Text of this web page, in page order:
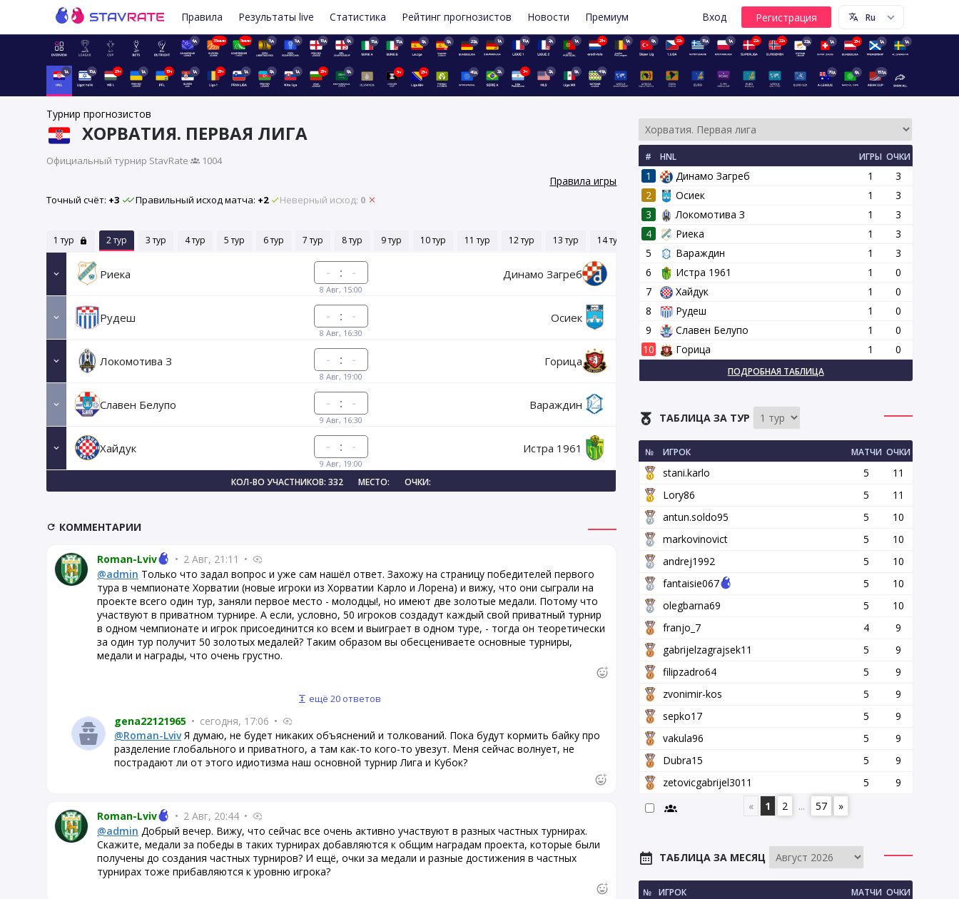
Правила Результаты live Статистика Рейтинг прогнозистов Новости Премиум Вход
4д 35мин 5мин 5д 5д 15д 8д 15д 15д 8д 8д 22д 1д 15д 2д 1д 23ч 1д 8д 22ч 15д 1д 22ч 22ч 22д 1д 23ч 1д 1д
1д 15д 21ч 1д 15ч 1д 23ч 1д 8д 1д 23ч 6д 5ч 23ч 40д 2д 3ч 2д 9д 49д 70д 6д 153д
Турнир прогнозистов
ХОРВАТИЯ. ПЕРВАЯ ЛИГА
Официальный турнир StavRate· 1004
Правила игры
Точный счёт: +3 Правильный исход матча: +2 Неверный исход: 0
1 тур 2 тур 3 тур 4 тур 5 тур 6 тур 7 тур 8 тур 9 тур 10 тур 11 тур 12 тур 13 тур 14 тур 15 тур 16 тур 20 тур
Риека :
8 Авг, 15:00
Динамо Загреб
Рудеш :
8 Авг, 16:30
Осиек
Локомотива З :
8 Авг, 19:00
Горица
Славен Белупо :
9 Авг, 16:30
Вараждин
Хайдук :
9 Авг, 19:00
Истра 1961
КОЛ-ВО УЧАСТНИКОВ: 332 МЕСТО: ОЧКИ:
КОММЕНТАРИИ
Roman-Lviv • 2 Авг, 21:11 •
@admin Только что задал вопрос и уже сам нашёл ответ. Захожу на страницу победителей первого
тура в чемпионате Хорватии (новые игроки из Хорватии Карло и Лорена) и вижу, что они сыграли на
проекте всего один тур, заняли первое место - молодцы!, но имеют две золотые медали. Потому что
участвуют в приватном турнире. А если, условно, 50 игроков создадут каждый свой приватный турнир
в одном чемпионате и игрок присоединится ко всем и выиграет в одном туре, - тогда он теоретически
за один тур получит 50 золотых медалей? Таким образом вы обесцениваете основные турниры,
медали и награды, что очень грустно.
ещё 20 ответов
gena22121965 • сегодня, 17:06 •
@Roman-LvivЯ думаю, не будет никаких объяснений и толкований. Пока будут кормить байку про
разделение глобального и приватного, а там как-то кого-то увезут. Меня сейчас волнует, не
пострадают ли от этого идиотизма наш основной турнир Лига и Кубок?
Roman-Lviv • 2 Авг, 20:44 •
@admin Добрый вечер. Вижу, что сейчас все очень активно участвуют в разных частных турнирах.
Скажите, медали за победы в таких турнирах добавляются к общим наградам проекта, которые были
получены до создания частных турниров? И ещё, очки за медали и разные достижения в частных
турнирах тоже прибавляются к уровню игрока?
# HNL ИГРЫ ОЧКИ
1 Динамо Загреб 1
3
2
Осиек 1
3
3
Локомотива З 1
3
4
Риека 1
3
5
Вараждин 1
3
6
Истра 1961 1
0
7
Хайдук 1
0
8
Рудеш 1
0
9
Славен Белупо 1
0
10
Горица 1 0
ПОДРОБНАЯ ТАБЛИЦА
ТАБЛИЦА ЗА ТУР
№ ИГРОК МАТЧИ ОЧКИ
stani.karlo 5
11
Lory86
5
11
antun.soldo95
5
10
markovinovict
5
10
andrej1992
5
10
fantaisie067
5
10
olegbarna69
5
10
franjo_7
4
9
gabrijelzagrajsek11
5
9
filipzadro64
5
9
zvonimir-kos
5
9
sepko17
5
9
vakula96
5
9
Dubra15
5
9
zetovicgabrijel3011
5
9
«
1 2 ... 57 »
ТАБЛИЦА ЗА МЕСЯЦ
№ ИГРОК МАТЧИ ОЧКИ